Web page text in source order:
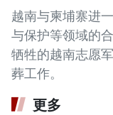
越南与柬埔寨进
与保护等领域的
牺牲的越南志愿
葬工作。
更多